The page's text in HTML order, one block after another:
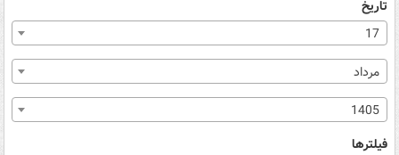
تاریخ
17
مرداد
1405
فیلترها